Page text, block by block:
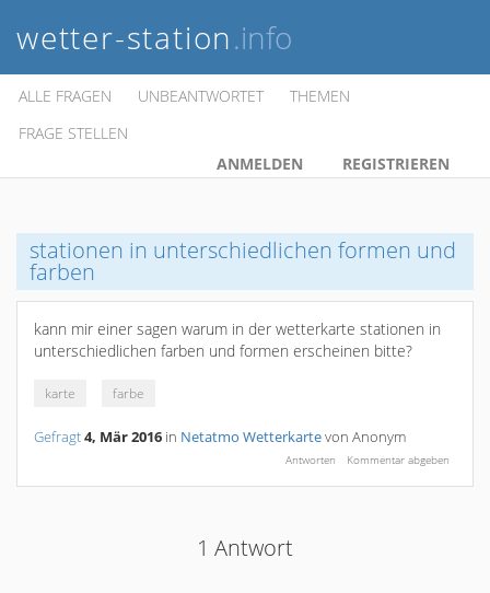
wetter-station.info
ALLE FRAGEN UNBEANTWORTET
THEMEN
FRAGE STELLEN
ANMELDEN
REGISTRIEREN
stationen in unterschiedlichen formen und
farben
kann mir einer sagen warum in der wetterkarte stationen in
unterschiedlichen farben und formen erscheinen bitte?
karte farbe
Gefragt4, Mär 2016 in Netatmo Wetterkartevon Anonym
1 Antwort